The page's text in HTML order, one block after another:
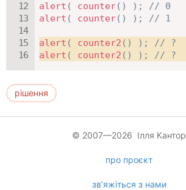
alert ( counter( ) ) ;
// 0
alert ( counter( ) ) ; // 1
alert ( counter2 ( ) ) ;
// ?
alert ( counter2 ( ) ) ; // ?
рішення
© 2007—2026 Ілля Кантор
про проєкт
зв’яжіться з нами